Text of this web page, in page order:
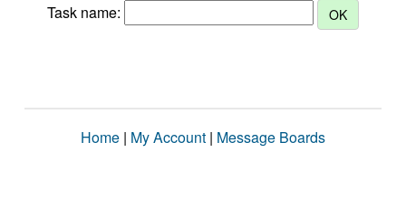
Task name:
Home | My Account | Message Boards